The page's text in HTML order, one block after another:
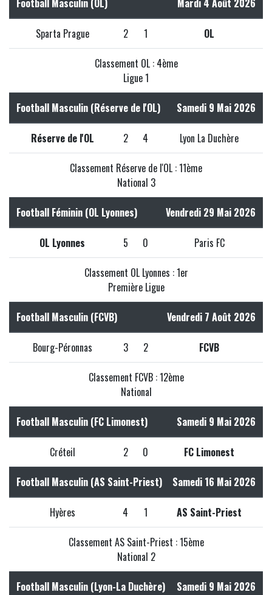
Football Masculin (OL) Mardi 4 Août 2026
Sparta Prague 2 1 OL
Classement OL : 4ème
Ligue 1
Football Masculin (Réserve de l'OL) Samedi 9 Mai 2026
Réserve de l'OL 2 4 Lyon La Duchère
Classement Réserve de l'OL : 11ème
National 3
Football Féminin (OL Lyonnes) Vendredi 29 Mai 2026
OL Lyonnes 5 0 Paris FC
Classement OL Lyonnes : 1er
Première Ligue
Football Masculin (FCVB) Vendredi 7 Août 2026
Bourg-Péronnas 3 2 FCVB
Classement FCVB : 12ème
National
Football Masculin (FC Limonest) Samedi 9 Mai 2026
Créteil 2 0 FC Limonest
Football Masculin (AS Saint-Priest) Samedi 16 Mai 2026
Hyères 4 1 AS Saint-Priest
Classement AS Saint-Priest : 15ème
National 2
Football Masculin (Lyon-La Duchère) Samedi 9 Mai 2026